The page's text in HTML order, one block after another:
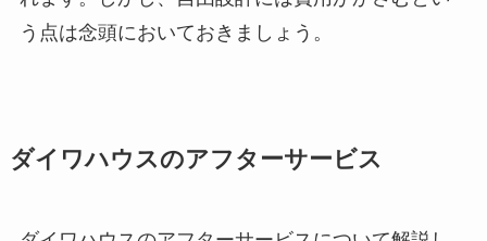
う点は念頭においておきましょう。
ダイワハウスのアフターサービス